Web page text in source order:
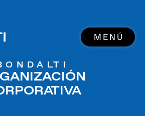
MENÚ